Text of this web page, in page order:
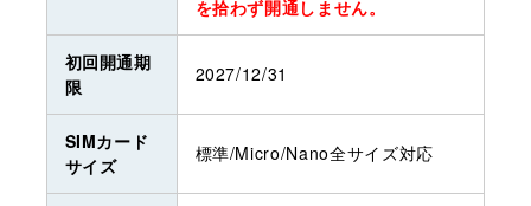
を拾わず開通しません。
初回開通期
限
2027/12/31
SIMカード
サイズ
標準/Micro/Nano全サイズ対応